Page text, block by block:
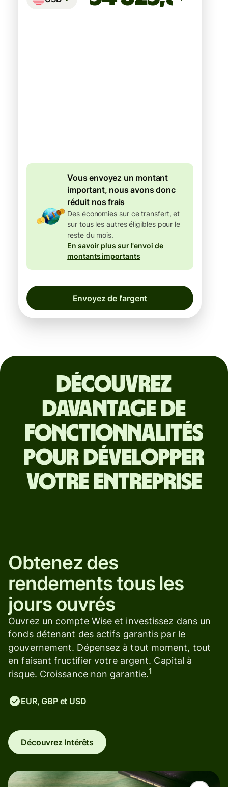
Vous envoyez un montant
important, nous avons donc
réduit nos frais
Des économies sur ce transfert, et
sur tous les autres éligibles pour le
reste du mois.
En savoir plus sur l'envoi de
montants importants
Envoyez de l'argent
Découvrez
davantage de
fonctionnalités
pour développer
votre entreprise
Obtenez des
rendements tous les
jours ouvrés
Ouvrez un compte Wise et investissez dans un
fonds détenant des actifs garantis par le
gouvernement. Dépensez à tout moment, tout
en faisant fructifier votre argent. Capital à
risque. Croissance non garantie.1
EUR, GBP et USD
Découvrez Intérêts